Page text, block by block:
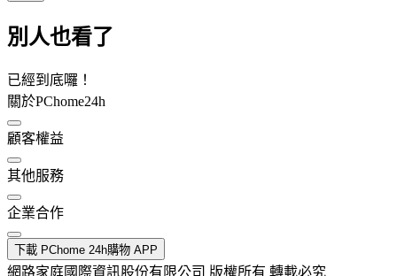
別人也看了
已經到底囉！
關於PChome24h
顧客權益
其他服務
企業合作
下載 PChome 24h購物 APP
網路家庭國際資訊股份有限公司 版權所有 轉載必究